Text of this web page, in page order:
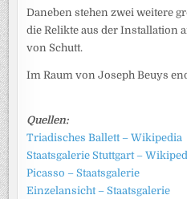
Daneben stehen zwei weitere
die Relikte aus der Installation
von Schutt.
Im Raum von Joseph Beuys
Quellen:
Triadisches Ballett – Wikipedia
Staatsgalerie Stuttgart –
Picasso – Staatsgalerie
Einzelansicht – Staatsgalerie